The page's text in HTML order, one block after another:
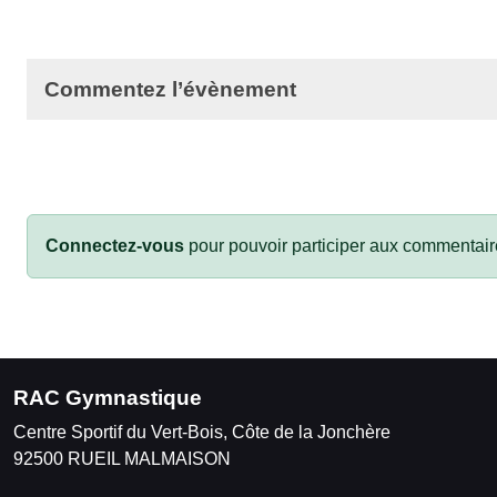
Commentez l’évènement
Connectez-vous pour pouvoir participer aux
RAC Gymnastique
Centre Sportif du Vert-Bois, Côte de la Jonchère
92500 RUEIL MALMAISON